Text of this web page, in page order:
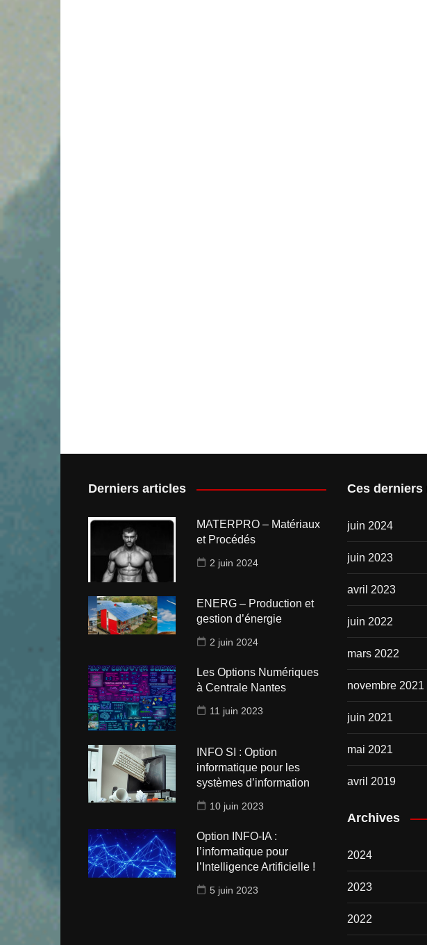
Derniers articles
MATERPRO – Matériaux
et Procédés
2 juin 2024
ENERG – Production et
gestion d’énergie
2 juin 2024
Les Options Numériques
à Centrale Nantes
11 juin 2023
INFO SI : Option
informatique pour les
systèmes d’information
10 juin 2023
Option INFO-IA :
l’informatique pour
l’Intelligence Artificielle !
5 juin 2023
Ces derniers
juin 2024
juin 2023
avril 2023
juin 2022
mars 2022
novembre 2021
juin 2021
mai 2021
avril 2019
Archives
2024
2023
2022